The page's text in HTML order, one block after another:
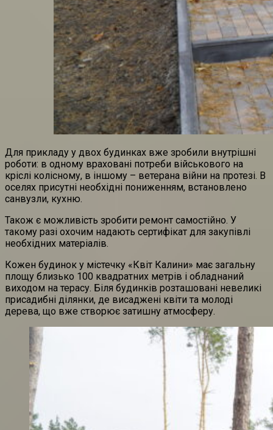
Для прикладу у двох будинках вже зробили внутрішні
роботи: в одному враховані потреби військового на
кріслі колісному, в іншому – ветерана війни на протезі. В
оселях присутні необхідні пониженням, встановлено
санвузли, кухню.
Також є можливість зробити ремонт самостійно. У
такому разі охочим надають сертифікат для закупівлі
необхідних матеріалів.
Кожен будинок у містечку «Квіт Калини» має загальну
площу близько 100 квадратних метрів і обладнаний
виходом на терасу. Біля будинків розташовані невеликі
присадибні ділянки, де висаджені квіти та молоді
дерева, що вже створює затишну атмосферу.